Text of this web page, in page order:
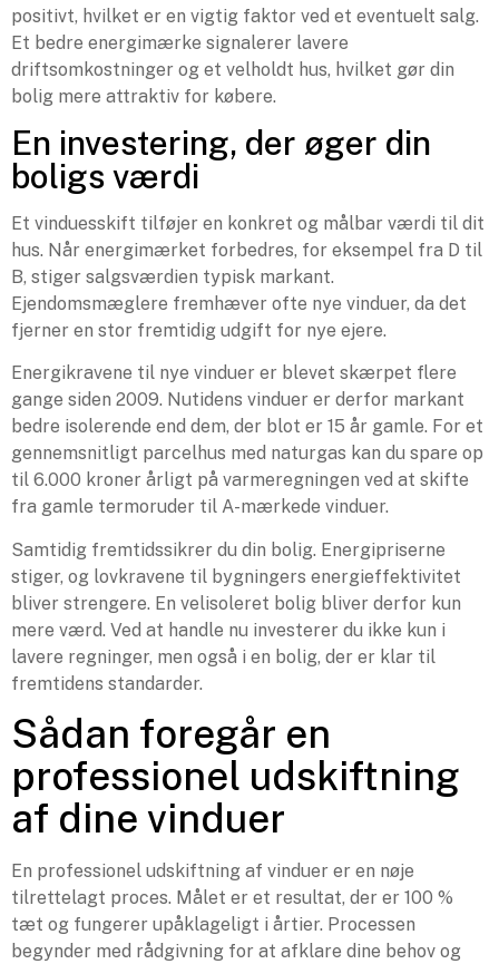
positivt, hvilket er en vigtig faktor ved et eventuelt salg.
Et bedre energimærke signalerer lavere
driftsomkostninger og et velholdt hus, hvilket gør din
bolig mere attraktiv for købere.
En investering, der øger din
boligs værdi
Et vinduesskift tilføjer en konkret og målbar værdi til dit
hus. Når energimærket forbedres, for eksempel fra D til
B, stiger salgsværdien typisk markant.
Ejendomsmæglere fremhæver ofte nye vinduer, da det
fjerner en stor fremtidig udgift for nye ejere.
Energikravene til nye vinduer er blevet skærpet flere
gange siden 2009. Nutidens vinduer er derfor markant
bedre isolerende end dem, der blot er 15 år gamle. For et
gennemsnitligt parcelhus med naturgas kan du spare op
til 6.000 kroner årligt på varmeregningen ved at skifte
fra gamle termoruder til A-mærkede vinduer.
Samtidig fremtidssikrer du din bolig. Energipriserne
stiger, og lovkravene til bygningers energieffektivitet
bliver strengere. En velisoleret bolig bliver derfor kun
mere værd. Ved at handle nu investerer du ikke kun i
lavere regninger, men også i en bolig, der er klar til
fremtidens standarder.
Sådan foregår en
professionel udskiftning
af dine vinduer
En professionel udskiftning af vinduer er en nøje
tilrettelagt proces. Målet er et resultat, der er 100 %
tæt og fungerer upåklageligt i årtier. Processen
begynder med rådgivning for at afklare dine behov og